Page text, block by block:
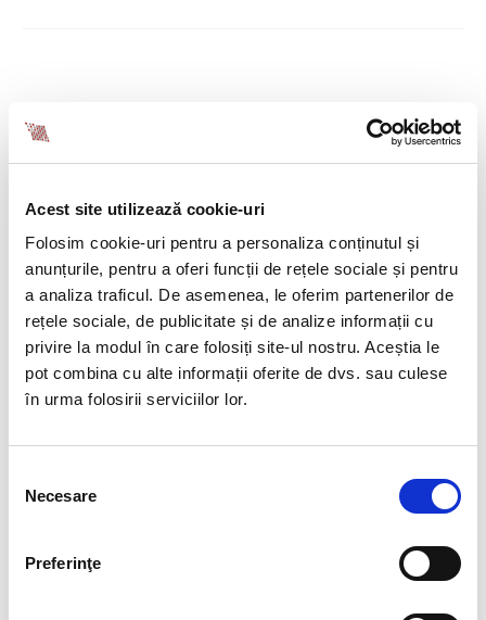
Acest site utilizează cookie-uri
Folosim cookie-uri pentru a personaliza conținutul și
anunțurile, pentru a oferi funcții de rețele sociale și pentru
a analiza traficul. De asemenea, le oferim partenerilor de
rețele sociale, de publicitate și de analize informații cu
privire la modul în care folosiți site-ul nostru. Aceștia le
pot combina cu alte informații oferite de dvs. sau culese
în urma folosirii serviciilor lor.
consimțământului
Necesare
Preferinţe
CAUTA
SERVICII
Executive Search
Recrutare de personal
Salarizare si administrare personal